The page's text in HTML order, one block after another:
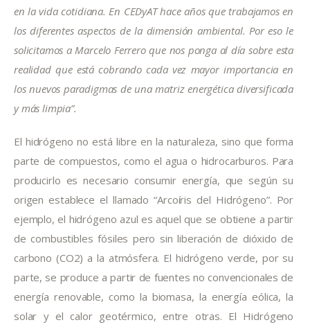
en la vida cotidiana. En CEDyAT hace años que trabajamos en
los diferentes aspectos de la dimensión ambiental. Por eso le
solicitamos a Marcelo Ferrero que nos ponga al día sobre esta
realidad que está cobrando cada vez mayor importancia en
los nuevos paradigmas de una matriz energética diversificada
y más limpia”.
El hidrógeno no está libre en la naturaleza, sino que forma
parte de compuestos, como el agua o hidrocarburos. Para
producirlo es necesario consumir energía, que según su
origen establece el llamado “Arcoíris del Hidrógeno”. Por
ejemplo, el hidrógeno azul es aquel que se obtiene a partir
de combustibles fósiles pero sin liberación de dióxido de
carbono (CO2) a la atmósfera. El hidrógeno verde, por su
parte, se produce a partir de fuentes no convencionales de
energía renovable, como la biomasa, la energía eólica, la
solar y el calor geotérmico, entre otras. El Hidrógeno